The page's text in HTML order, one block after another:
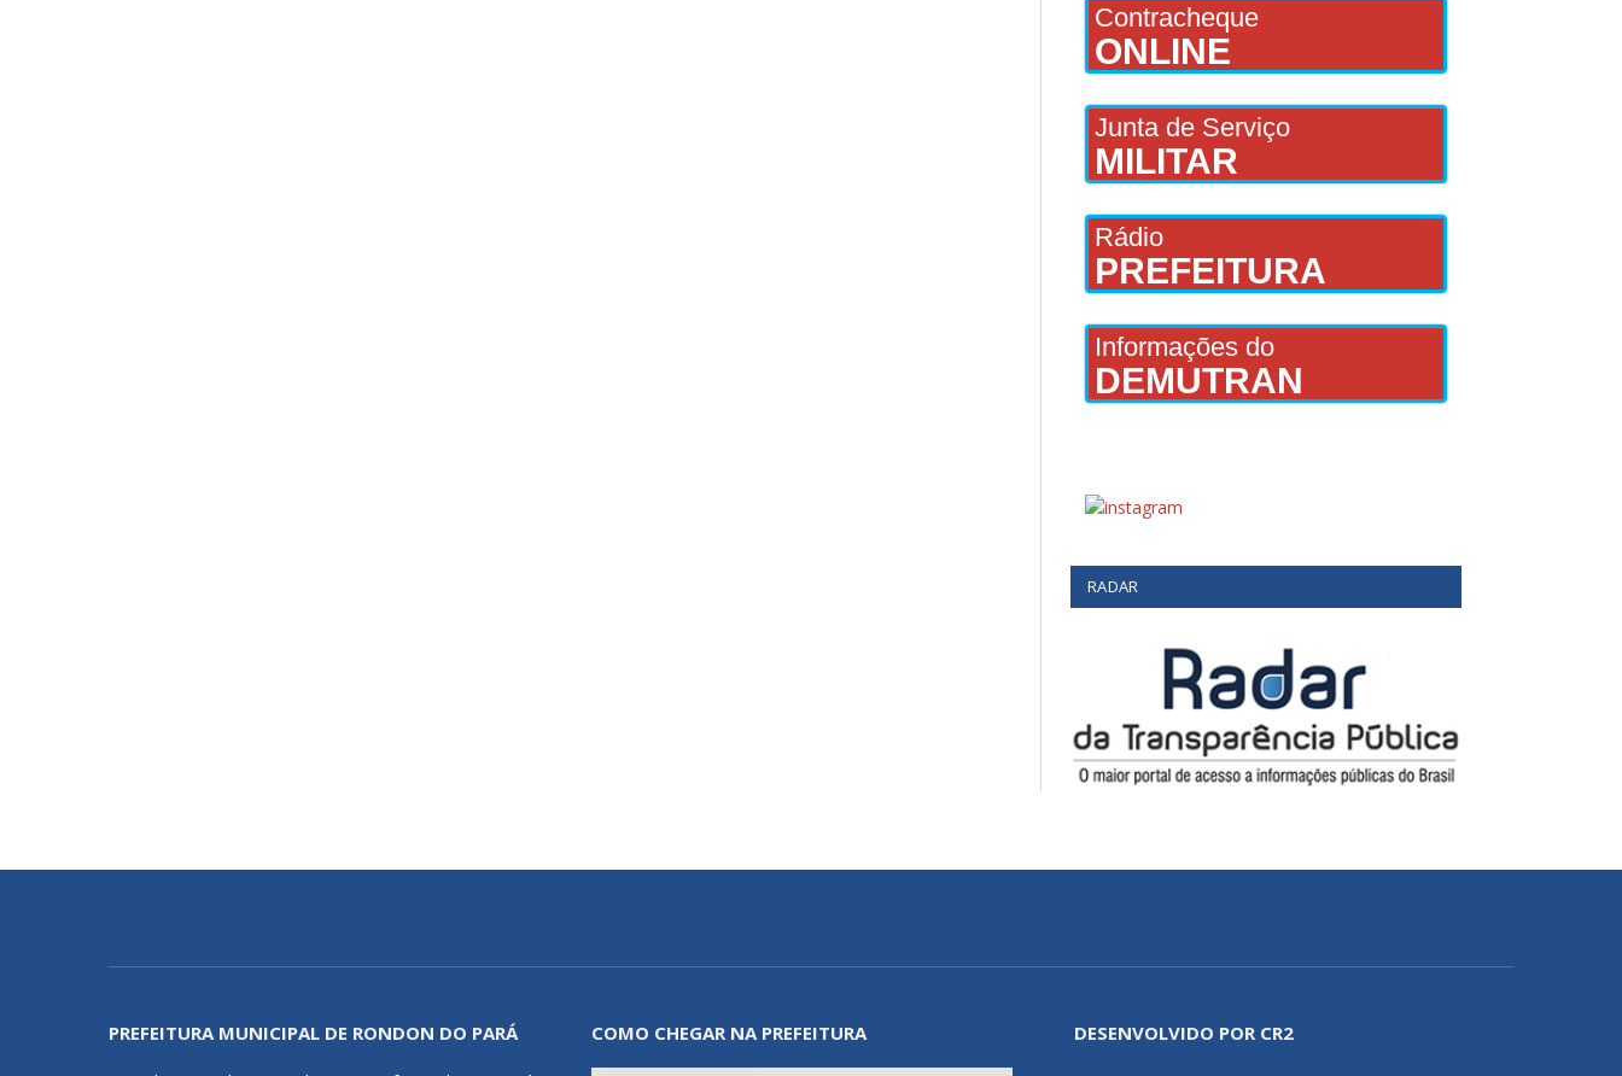
Contracheque
ONLINE
Junta de Serviço
MILITAR
Rádio
PREFEITURA
Informações do
DEMUTRAN
RADAR
PREFEITURA MUNICIPAL DE RONDON DO PARÁ
COMO CHEGAR NA PREFEITURA DESENVOLVIDO POR CR2